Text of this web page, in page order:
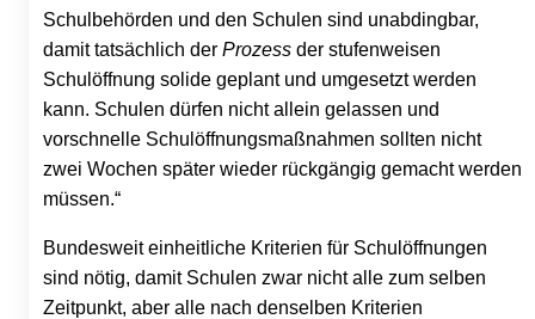
Schulbehörden und den Schulen sind unabdingbar,
damit tatsächlich der Prozess der stufenweisen
Schulöffnung solide geplant und umgesetzt werden
kann. Schulen dürfen nicht allein gelassen und
vorschnelle Schulöffnungsmaßnahmen sollten nicht
zwei Wochen später wieder rückgängig gemacht werden
müssen.“
Bundesweit einheitliche Kriterien für Schulöffnungen
sind nötig, damit Schulen zwar nicht alle zum selben
Zeitpunkt, aber alle nach denselben Kriterien